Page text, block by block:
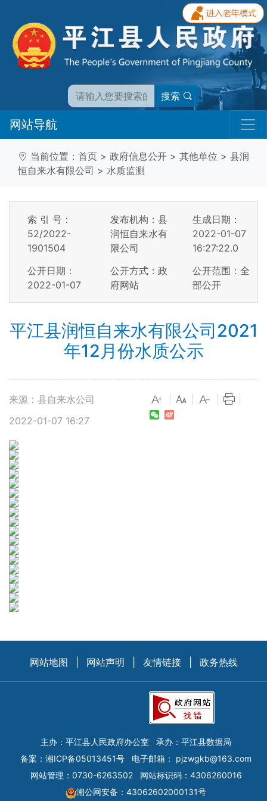
搜索
网站导航
当前位置： 首页 > 政府信息公开 > 其他单位 > 县润
恒自来水有限公司 > 水质监测
索 引 号：
52/2022-
1901504
发布机构：县
润恒自来水有
限公司
生成日期：
2022-01-07
16:27:22.0
公开日期：
2022-01-07
公开方式：政
府网站
公开范围：全
部公开
平江县润恒自来水有限公司2021
年12月份水质公示
来源：县自来水公司
2022-01-07 16:27
网站地图 网站声明 友情链接 政务热线
主办：平江县人民政府办公室
承办：平江县数据局
备案： 湘ICP备05013451号 电子邮箱： pjzwgkb@163.com
网站管理：0730-6263502
网站标识码：4306260016
湘公网安备：43062602000131号